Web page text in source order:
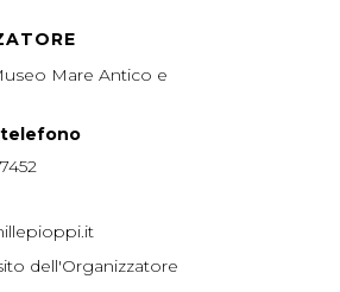
Mare Antico e
telefono
dell'Organizzatore